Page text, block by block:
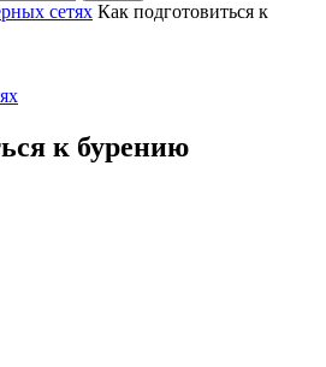
сетях Как подготовиться к
к бурению